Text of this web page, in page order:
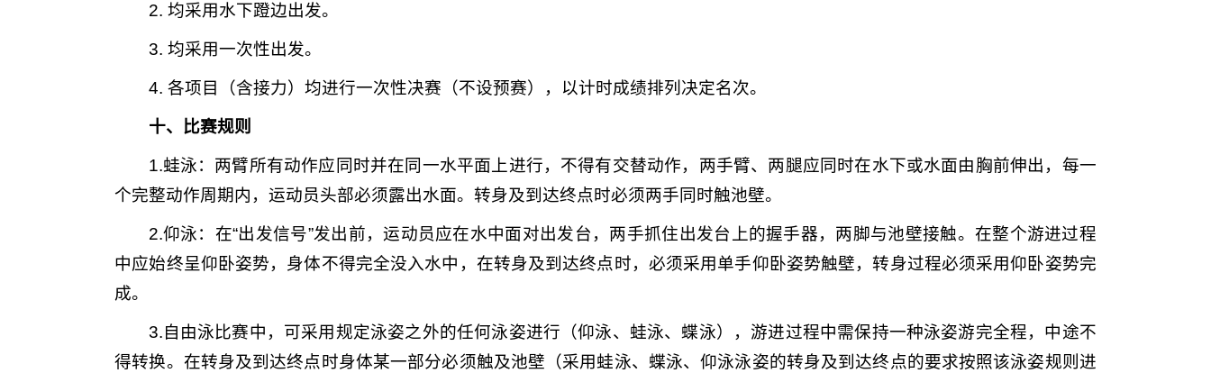
2. 均采用水下蹬边出发。
3. 均采用一次性出发。
4. 各项目（含接力）均进行一次性决赛（不设预赛），以计时成绩排列决定名次。
十、比赛规则
1.蛙泳：两臂所有动作应同时并在同一水平面上进行，不得有交替动作，两手臂、两腿应同时在水下或水面由胸前伸出，每一
个完整动作周期内，运动员头部必须露出水面。转身及到达终点时必须两手同时触池壁。
2.仰泳：在“出发信号”发出前，运动员应在水中面对出发台，两手抓住出发台上的握手器，两脚与池壁接触。在整个游进过程
中应始终呈仰卧姿势，身体不得完全没入水中，在转身及到达终点时，必须采用单手仰卧姿势触壁，转身过程必须采用仰卧姿势完
成。
3.自由泳比赛中，可采用规定泳姿之外的任何泳姿进行（仰泳、蛙泳、蝶泳），游进过程中需保持一种泳姿游完全程，中途不
得转换。在转身及到达终点时身体某一部分必须触及池壁（采用蛙泳、蝶泳、仰泳泳姿的转身及到达终点的要求按照该泳姿规则进